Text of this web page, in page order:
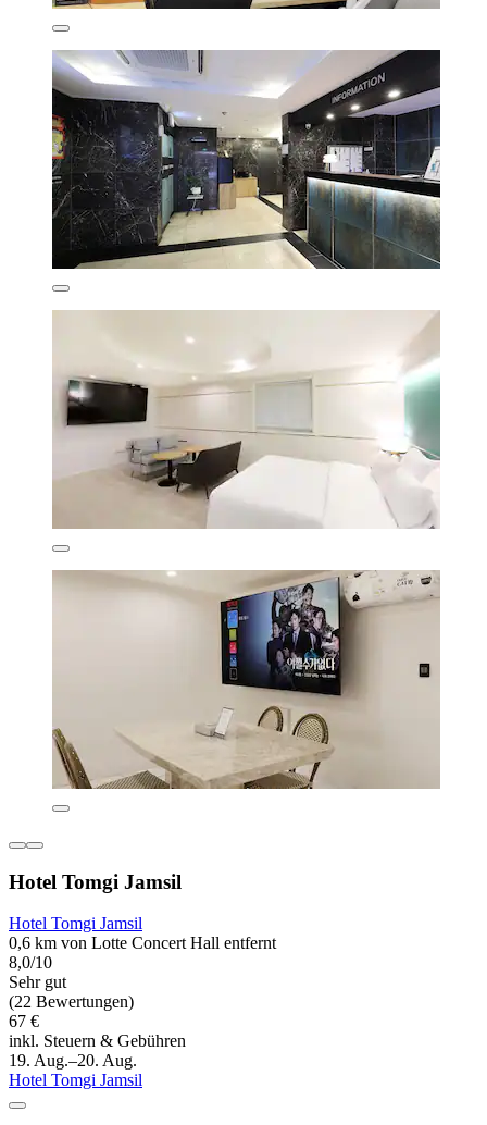
Hotel Tomgi Jamsil
Hotel Tomgi Jamsil
0,6 km von Lotte Concert Hall entfernt
8,0/10
Sehr gut
(22 Bewertungen)
67 €
inkl. Steuern & Gebühren
19. Aug.–20. Aug.
Hotel Tomgi Jamsil